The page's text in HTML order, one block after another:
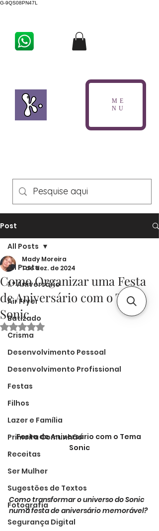
G-9QS08PN47L
ME
NU
Post
All Posts
1.º Aniversário
Air Fryer
Batizado
Crisma
Desenvolvimento Pessoal
Desenvolvimento Profissional
Festas
Filhos
Lazer e Família
Primeira Comunhão
Receitas
Ser Mulher
Sugestões de Textos
Fotografia
Segurança Digital
All Posts
Como Organizar uma Festa
de Aniversário com o Tema
Sonic
Mady Moreira
1 de dez. de 2024
Avaliado com NaN de 5 estrelas.
Festa de Aniversário com o Tema
Sonic
Como transformar o universo do Sonic
numa festa de aniversário memorável?